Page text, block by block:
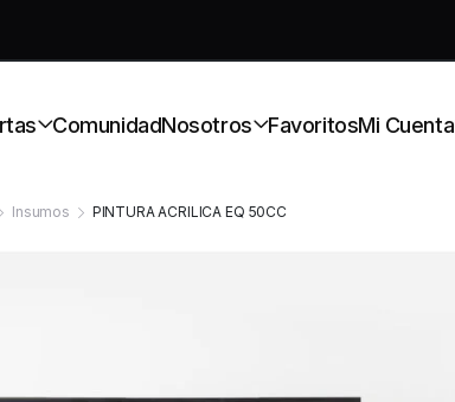
ComunidadNosotros FavoritosMi Cuenta
Insumos PINTURA ACRILICA EQ 50CC